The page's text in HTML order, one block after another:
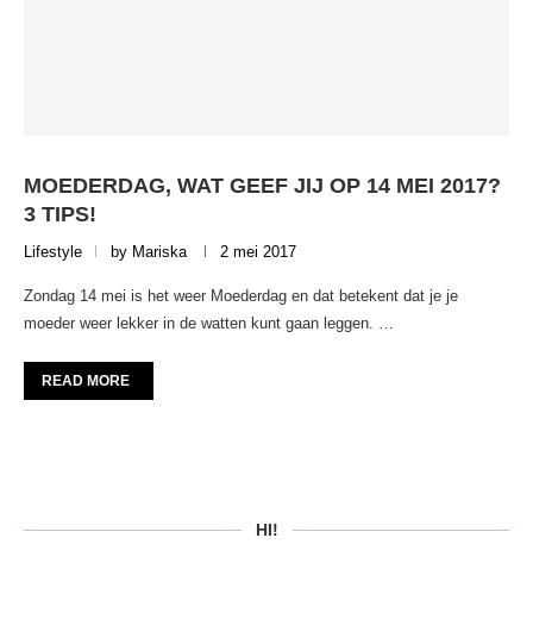
MOEDERDAG, WAT GEEF JIJ OP 14 MEI 2017?
3 TIPS!
Lifestyle by Mariska 2 mei 2017
Zondag 14 mei is het weer Moederdag en dat betekent dat je je
moeder weer lekker in de watten kunt gaan leggen. …
READ MORE
HI!